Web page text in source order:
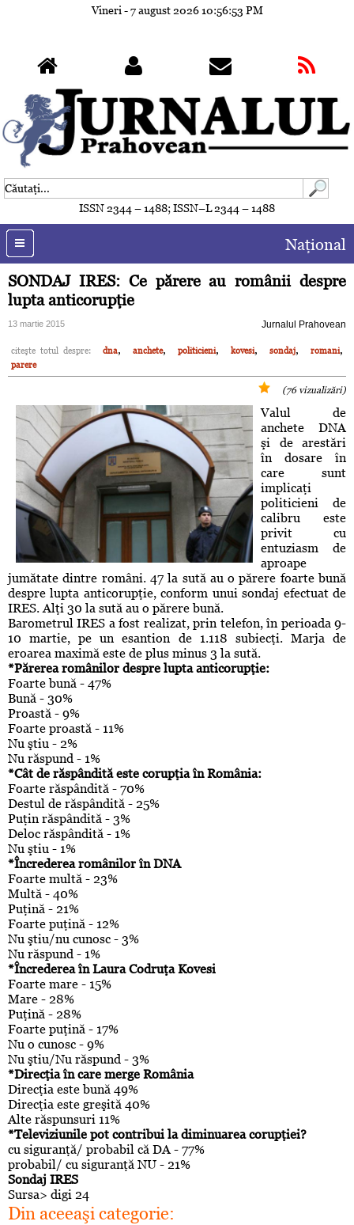
Vineri - 7 august 202610:56:56 PM
ISSN 2344 – 1488; ISSN–L 2344 – 1488
Naţional
SONDAJ IRES: Ce părere au românii despre
lupta anticorupţie
13 martie 2015 Jurnalul Prahovean
citeşte totul despre: dna, anchete, politicieni, kovesi, sondaj, romani,
parere
(76 vizualizări)
Valul de
anchete DNA
şi de arestări
în dosare în
care sunt
implicaţi
politicieni de
calibru este
privit cu
entuziasm de
aproape
jumătate dintre români. 47 la sută au o părere foarte bună
despre lupta anticorupţie, conform unui sondaj efectuat de
IRES. Alţi 30 la sută au o părere bună.
Barometrul IRES a fost realizat, prin telefon, în perioada 9-
10 martie, pe un esantion de 1.118 subiecţi. Marja de
eroarea maximă este de plus minus 3 la sută.
*Părerea românilor despre lupta anticorupţie:
Foarte bună - 47%
Bună - 30%
Proastă - 9%
Foarte proastă - 11%
Nu ştiu - 2%
Nu răspund - 1%
*Cât de răspândită este corupţia în România:
Foarte răspândită - 70%
Destul de răspândită - 25%
Puţin răspândită - 3%
Deloc răspândită - 1%
Nu ştiu - 1%
*Încrederea românilor în DNA
Foarte multă - 23%
Multă - 40%
Puţină - 21%
Foarte puţină - 12%
Nu ştiu/nu cunosc - 3%
Nu răspund - 1%
*Încrederea în Laura Codruţa Kovesi
Foarte mare - 15%
Mare - 28%
Puţină - 28%
Foarte puţină - 17%
Nu o cunosc - 9%
Nu ştiu/Nu răspund - 3%
*Direcţia în care merge România
Direcţia este bună 49%
Direcţia este greşită 40%
Alte răspunsuri 11%
*Televiziunile pot contribui la diminuarea corupţiei?
cu siguranţă/ probabil că DA - 77%
probabil/ cu siguranţă NU - 21%
Sondaj IRES
Sursa> digi 24
Din aceeaşi categorie: